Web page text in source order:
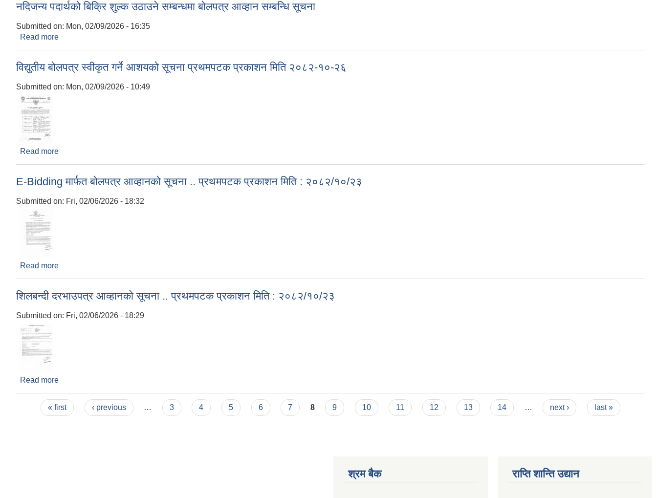
नदिजन्य पदार्थको बिक्रि शुल्क उठाउने सम्बन्धमा बोलपत्र आव्हान सम्बन्धि सूचना
Submitted on: Mon, 02/09/2026 - 16:35
Read more
विद्युतीय बोलपत्र स्वीकृत गर्ने आशयको सूचना प्रथमपटक प्रकाशन मिति २०८२-१०-२६
Submitted on: Mon, 02/09/2026 - 10:49
Read more
E-Bidding मार्फत बोलपत्र आव्हानको सूचना .. प्रथमपटक प्रकाशन मिति : २०८२/१०/२३
Submitted on: Fri, 02/06/2026 - 18:32
Read more
शिलबन्दी दरभाउपत्र आव्हानको सूचना .. प्रथमपटक प्रकाशन मिति : २०८२/१०/२३
Submitted on: Fri, 02/06/2026 - 18:29
Read more
Pages« first ‹ previous … 3 4 5 6 7 8 9 10 11 12 13 14 … next › last »
श्रम बैक राप्ति शान्ति उद्यान